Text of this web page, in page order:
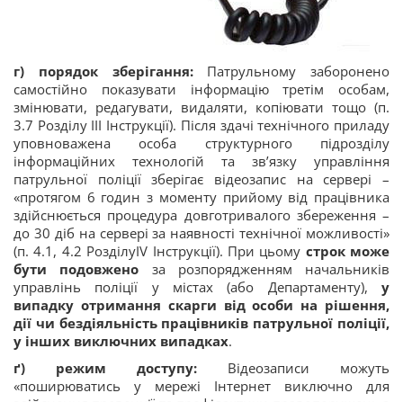
г) порядок зберігання:Патрульному заборонено
самостійно показувати інформацію третім особам,
змінювати, редагувати, видаляти, копіювати тощо (п.
3.7 Розділу ІІІ Інструкції). Після здачі технічного приладу
уповноважена особа структурного підрозділу
інформаційних технологій та зв’язку управління
патрульної поліції зберігає відеозапис на сервері –
«протягом 6 годин з моменту прийому від працівника
здійснюється процедура довготривалого збереження –
до 30 діб на сервері за наявності технічної можливості»
(п. 4.1, 4.2 РозділуIV Інструкції). При цьому строк може
бути подовжено за розпорядженням начальників
управлінь поліції у містах (або Департаменту), у
випадку отримання скарги від особи на рішення,
дії чи бездіяльність працівників патрульної поліції,
у інших виключних випадках.
ґ) режим доступу: Відеозаписи можуть
«поширюватись у мережі Інтернет виключно для